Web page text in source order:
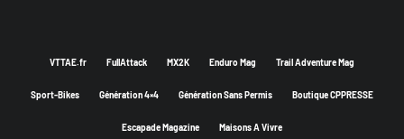
VTTAE.fr FullAttack MX2K Enduro Mag Trail Adventure Mag
Sport-Bikes Génération 4×4 Génération Sans Permis Boutique CPPRESSE
Escapade Magazine Maisons A Vivre